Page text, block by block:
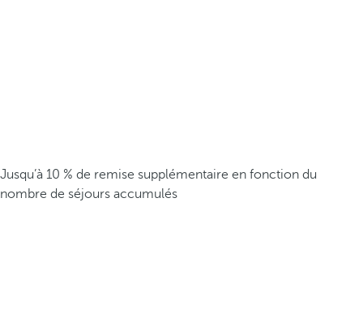
Jusqu’à 10 % de remise supplémentaire en fonction du
nombre de séjours accumulés